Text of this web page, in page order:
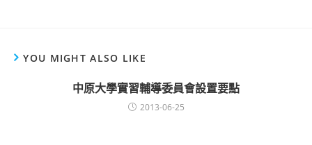
YOU MIGHT ALSO LIKE
中原大學實習輔導委員會設置要點
2013-06-25